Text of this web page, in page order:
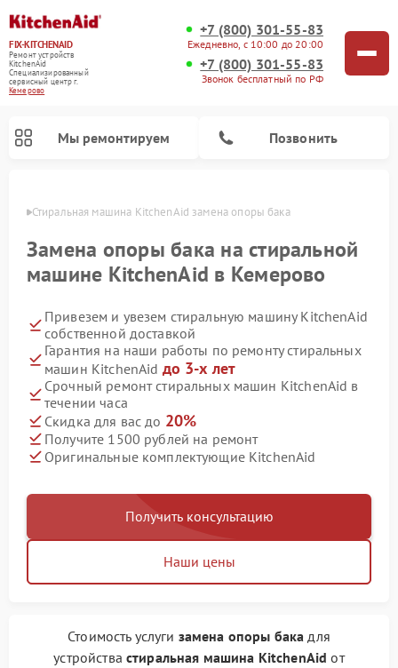
FIX-KITCHENAID
Ремонт устройств
KitchenAid
Специализированный
cервисный центр г.
Кемерово
+7 (800) 301-55-83
Ежедневно, с 10:00 до 20:00
+7 (800) 301-55-83
Звонок бесплатный по РФ
Мы ремонтируем Позвонить
Стиральная машина KitchenAid замена опоры бака
Замена опоры бака на стиральной
машине KitchenAid в Кемерово
Привезем и увезем стиральную машину KitchenAid
собственной доставкой
Гарантия на наши работы по ремонту стиральных
машин KitchenAid до 3-х лет
Срочный ремонт стиральных машин KitchenAid в
течении часа
Скидка для вас до 20%
Получите 1500 рублей на ремонт
Оригинальные комплектующие KitchenAid
Получить консультацию
Наши цены
Стоимость услуги замена опоры бака для
устройства стиральная машина KitchenAid от